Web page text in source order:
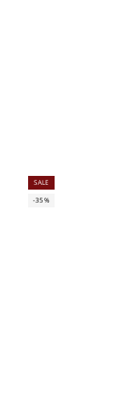
SALE
-35%